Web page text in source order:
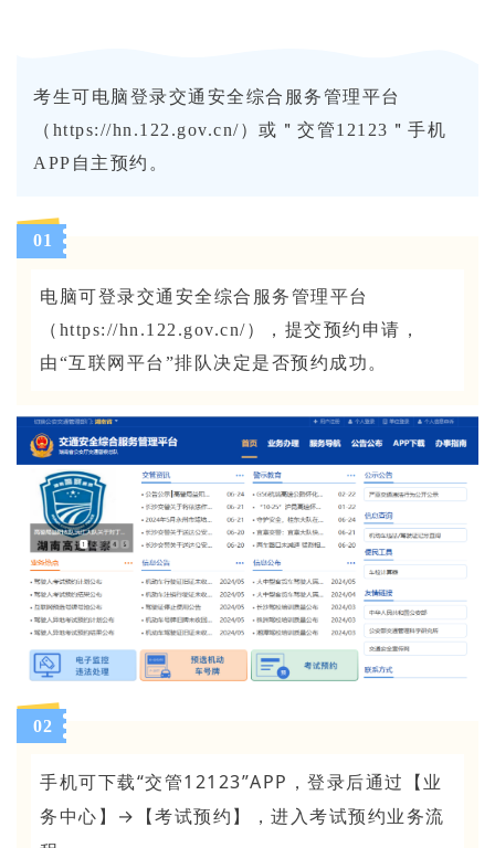
考生可电脑登录交通安全综合服务管理平台
（https://hn.122.gov.cn/）或＂交管12123＂手机
APP自主预约。
01
电脑可登录交通安全综合服务管理平台
（https://hn.122.gov.cn/），提交预约申请，
由“互联网平台”排队决定是否预约成功。
02
手机可下载“交管12123”APP，登录后通过【业
务中心】→【考试预约】，进入考试预约业务流